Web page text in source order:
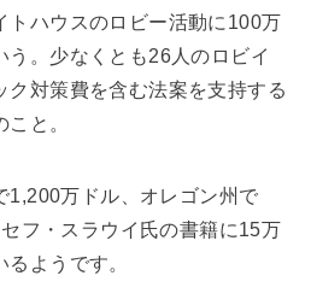
トハウスのロビー活動に100万
う。少なくとも26人のロビイ
ク対策費を含む法案を支持する
と。
1,200万ドル、オレゴン州で
フ・スラウイ氏の書籍に15万
ようです。